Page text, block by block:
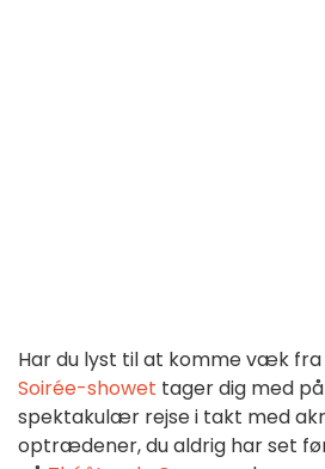
Har du lyst til at komme væk fra
Soirée-showet tager dig med
spektakulær rejse i takt med
optrædener, du aldrig har set før.